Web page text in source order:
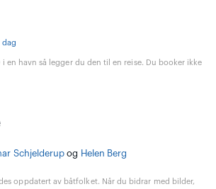
dag
i en havn så legger du den til en reise. Du booker ikke
Schjelderup og Helen Berg
oppdatert av båtfolket. Når du bidrar med bilder,